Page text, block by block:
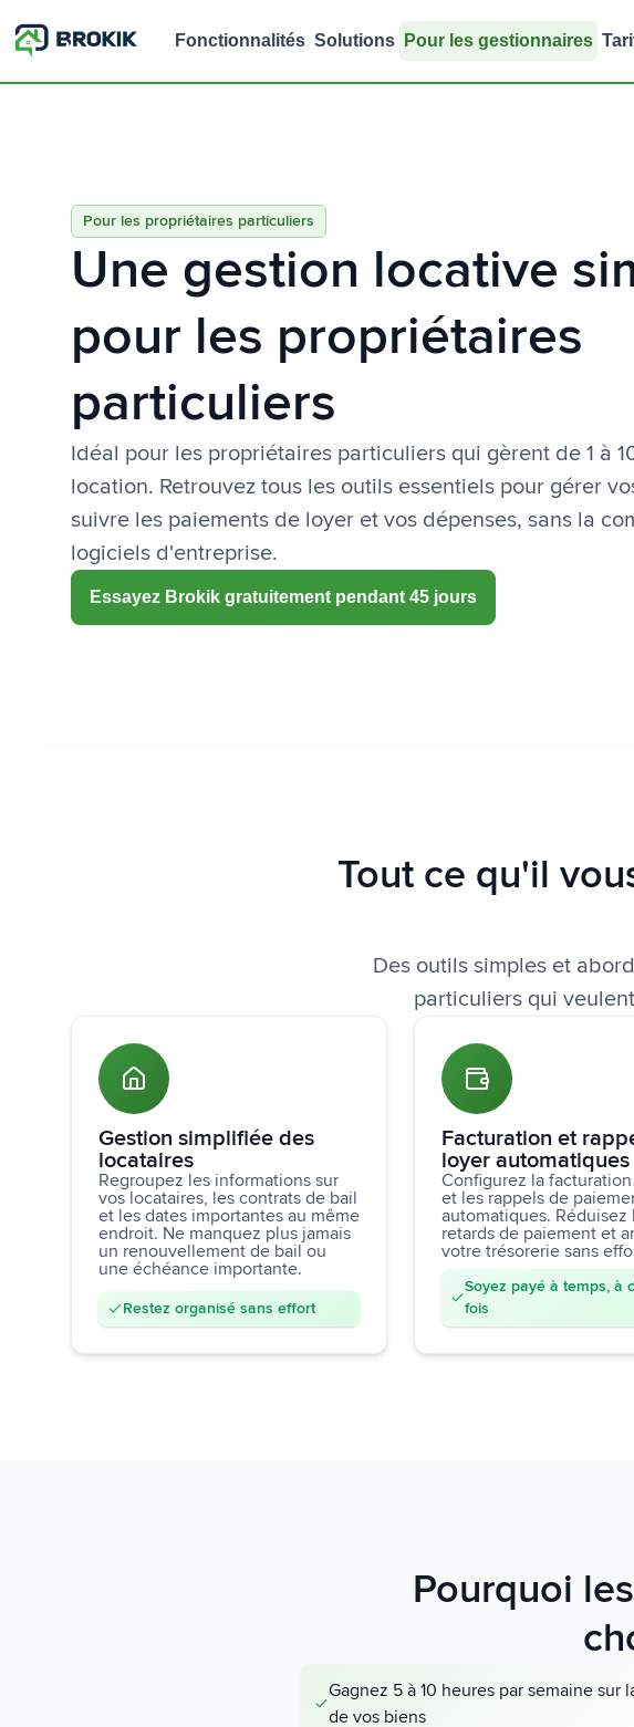
Fonctionnalités Solutions Pour les gestionnaires
Pour les propriétaires particuliers
Une gestion locative
pour les propriétaires
particuliers
Idéal pour les propriétaires particuliers qui gèrent de 1 à
location. Retrouvez tous les outils essentiels pour gérer
suivre les paiements de loyer et vos dépenses, sans la
logiciels d'entreprise.
Essayez Brokik gratuitement pendant 45 jours
Tout ce qu'il
Des outils simples et
particuliers qui
Gestion simplifiée des
locataires
Regroupez les informations sur
vos locataires, les contrats de bail
et les dates importantes au même
endroit. Ne manquez plus jamais
un renouvellement de bail ou
une échéance importante.
Restez organisé sans effort
Facturation et
loyer automatiques
Configurez la
et les rappels de
automatiques. Réduisez
retards de paiement et
votre trésorerie sans
Soyez payé à temps, à
fois
Pourquoi
Gagnez 5 à 10 heures par semaine sur
de vos biens